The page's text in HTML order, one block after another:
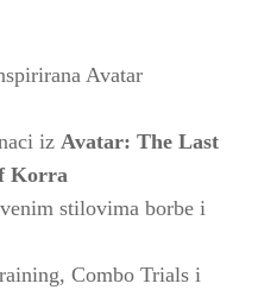
Avatar
iz Avatar: The Last
Korra
stilovima borbe i
Combo Trials i